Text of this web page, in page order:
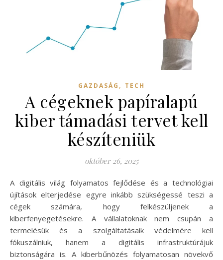
GAZDASÁG , TECH
A cégeknek papíralapú
kiber támadási tervet kell
készíteniük
október 26, 2025
A digitális világ folyamatos fejlődése és a technológiai
újítások elterjedése egyre inkább szükségessé teszi a
cégek számára, hogy felkészüljenek a
kiberfenyegetésekre. A vállalatoknak nem csupán a
termelésük és a szolgáltatásaik védelmére kell
fókuszálniuk, hanem a digitális infrastruktúrájuk
biztonságára is. A kiberbűnözés folyamatosan növekvő